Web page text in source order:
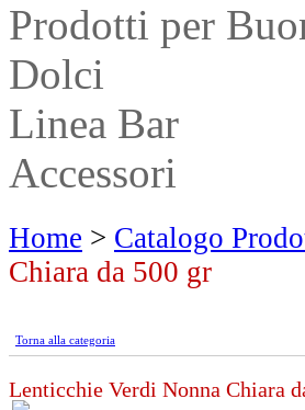
Prodotti per
Dolci
Linea Bar
Accessori
Home > Catalogo
Chiara da 500 gr
Torna alla categoria
Lenticchie Verdi Nonna Chiara